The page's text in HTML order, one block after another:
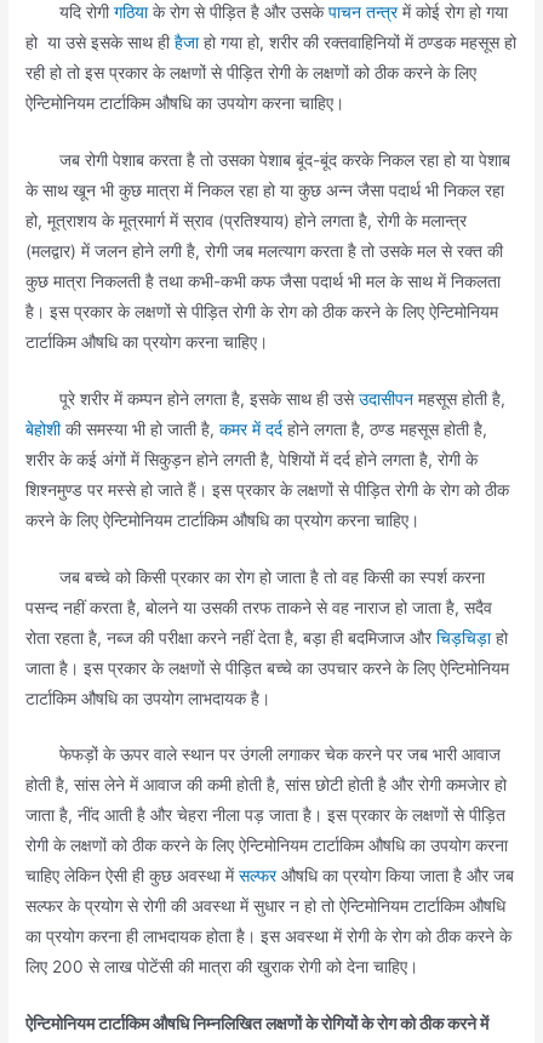
यदि रोगीगठियाके रोग से पीड़ित है और उसकेपाचन तन्त्रमें कोई रोग हो गया
हो या उसे इसके साथ हीहैजाहो गया हो, शरीर की रक्तवाहिनियों में ठण्डक महसूस हो
रही हो तो इस प्रकार के लक्षणों से पीड़ित रोगी के लक्षणों को ठीक करने के लिए
ऐन्टिमोनियम टार्टाकिम औषधि का उपयोग करना चाहिए।
जब रोगी पेशाब करता है तो उसका पेशाब बूंद-बूंद करके निकल रहा हो या पेशाब
के साथ खून भी कुछ मात्रा में निकल रहा हो या कुछ अन्न जैसा पदार्थ भी निकल रहा
हो, मूत्राशय के मूत्रमार्ग में स्राव (प्रतिश्याय) होने लगता है, रोगी के मलान्त्र
(मलद्वार) में जलन होने लगी है, रोगी जब मलत्याग करता है तो उसके मल से रक्त की
कुछ मात्रा निकलती है तथा कभी-कभी कफ जैसा पदार्थ भी मल के साथ में निकलता
है। इस प्रकार के लक्षणों से पीड़ित रोगी के रोग को ठीक करने के लिए ऐन्टिमोनियम
टार्टाकिम औषधि का प्रयोग करना चाहिए।
पूरे शरीर में कम्पन होने लगता है, इसके साथ ही उसेउदासीपनमहसूस होती है,
बेहोशीकी समस्या भी हो जाती है,कमर में दर्द होने लगता है, ठण्ड महसूस होती है,
शरीर के कई अंगों में सिकुड़न होने लगती है, पेशियों में दर्द होने लगता है, रोगी के
शिश्नमुण्ड पर मस्से हो जाते हैं। इस प्रकार के लक्षणों से पीड़ित रोगी के रोग को ठीक
करने के लिए ऐन्टिमोनियम टार्टाकिम औषधि का प्रयोग करना चाहिए।
जब बच्चे को किसी प्रकार का रोग हो जाता है तो वह किसी का स्पर्श करना
पसन्द नहीं करता है, बोलने या उसकी तरफ ताकने से वह नाराज हो जाता है, सदैव
रोता रहता है, नब्ज की परीक्षा करने नहीं देता है, बड़ा ही बदमिजाज औरचिड़चिड़ाहो
जाता है। इस प्रकार के लक्षणों से पीड़ित बच्चे का उपचार करने के लिए ऐन्टिमोनियम
टार्टाकिम औषधि का उपयोग लाभदायक है।
फेफड़ों के ऊपर वाले स्थान पर उंगली लगाकर चेक करने पर जब भारी आवाज
होती है, सांस लेने में आवाज की कमी होती है, सांस छोटी होती है और रोगी कमजेार हो
जाता है, नींद आती है और चेहरा नीला पड़ जाता है। इस प्रकार के लक्षणों से पीड़ित
रोगी के लक्षणों को ठीक करने के लिए ऐन्टिमोनियम टार्टाकिम औषधि का उपयोग करना
चाहिए लेकिन ऐसी ही कुछ अवस्था मेंसल्फरऔषधि का प्रयोग किया जाता है और जब
सल्फर के प्रयोग से रोगी की अवस्था में सुधार न हो तो ऐन्टिमोनियम टार्टाकिम औषधि
का प्रयोग करना ही लाभदायक होता है। इस अवस्था में रोगी के रोग को ठीक करने के
लिए 200 से लाख पोटेंसी की मात्रा की खुराक रोगी को देना चाहिए।
ऐन्टिमोनियम टार्टाकिम औषधि निम्नलिखित लक्षणों के रोगियों के रोग को ठीक करने में